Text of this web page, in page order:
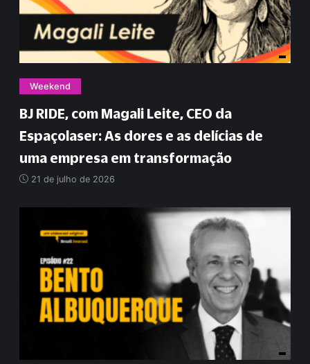
Weekend
BJ RIDE, com Magali Leite, CEO da
Espaçolaser: As dores e as delícias de
uma empresa em transformação
21 de julho de 2026